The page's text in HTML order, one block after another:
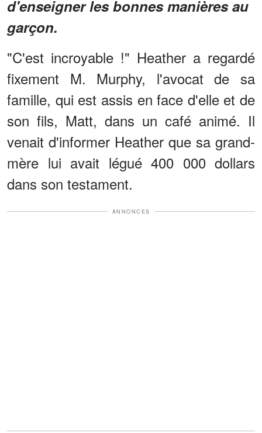
d'enseigner les bonnes manières au
garçon.
"C'est incroyable !" Heather a regardé
fixement M. Murphy, l'avocat de sa
famille, qui est assis en face d'elle et de
son fils, Matt, dans un café animé. Il
venait d'informer Heather que sa grand-
mère lui avait légué 400 000 dollars
dans son testament.
ANNONCES